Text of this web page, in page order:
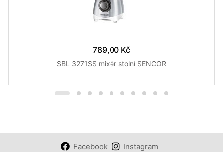
789,00 Kč
SBL 3271SS mixér stolní SENCOR
Facebook Instagram